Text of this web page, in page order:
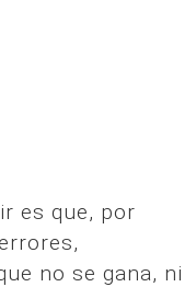
es que, por
no se gana, ni